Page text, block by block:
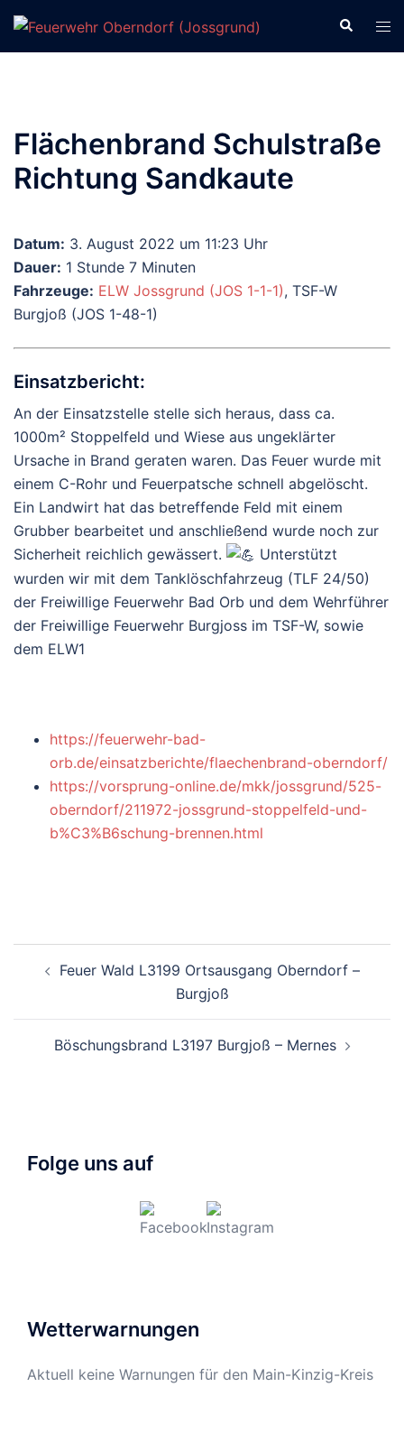
Zum
Inhalt
springen
Suche
Flächenbrand Schulstraße
Richtung Sandkaute
Datum: 3. August 2022 um 11:23 Uhr
Dauer: 1 Stunde 7 Minuten
Fahrzeuge: ELW Jossgrund (JOS 1-1-1), TSF-W
Burgjoß (JOS 1-48-1)
Einsatzbericht:
An der Einsatzstelle stelle sich heraus, dass ca.
1000m² Stoppelfeld und Wiese aus ungeklärter
Ursache in Brand geraten waren. Das Feuer wurde mit
einem C-Rohr und Feuerpatsche schnell abgelöscht.
Ein Landwirt hat das betreffende Feld mit einem
Grubber bearbeitet und anschließend wurde noch zur
Sicherheit reichlich gewässert.
Unterstützt
wurden wir mit dem Tanklöschfahrzeug (TLF 24/50)
der Freiwillige Feuerwehr Bad Orb und dem Wehrführer
der Freiwillige Feuerwehr Burgjoss im TSF-W, sowie
dem ELW1
https://feuerwehr-bad-
orb.de/einsatzberichte/flaechenbrand-oberndorf/
https://vorsprung-online.de/mkk/jossgrund/525-
oberndorf/211972-jossgrund-stoppelfeld-und-
b%C3%B6schung-brennen.html
Feuer Wald L3199 Ortsausgang Oberndorf –
Burgjoß
Böschungsbrand L3197 Burgjoß – Mernes
Folge uns auf
Wetterwarnungen
Aktuell keine Warnungen für den Main-Kinzig-Kreis